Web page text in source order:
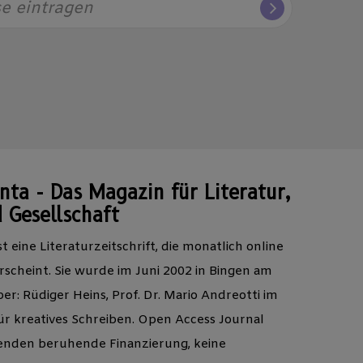
eintragen
- Das Magazin für Literatur,
Gesellschaft
eine Literaturzeitschrift, die monatlich online
Sie wurde im Juni 2002 in Bingen am
Rüdiger Heins, Prof. Dr. Mario Andreotti im
kreatives Schreiben. Open Access Journal
beruhende Finanzierung, keine